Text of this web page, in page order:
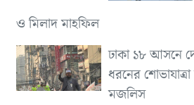
ও মিলাদ মাহফিল
ঢাকা ১৮ আসনে
ধরনের
মজলিস